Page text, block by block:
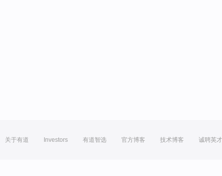
关于有道 Investors 有道智选 官方博客 技术博客 诚聘英才